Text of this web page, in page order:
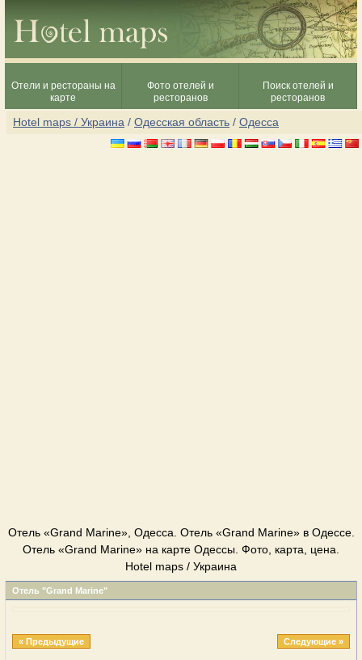
Отели и рестораны на
карте
Фото отелей и
ресторанов
Поиск отелей и
ресторанов
Hotel maps / Украина / Одесская область / Одесса
Отель «Grand Marine», Одесса. Отель «Grand Marine» в Одессе.
Отель «Grand Marine» на карте Одессы. Фото, карта, цена.
Hotel maps / Украина
Отель "Grand Marine"
« Предыдущие Следующие »